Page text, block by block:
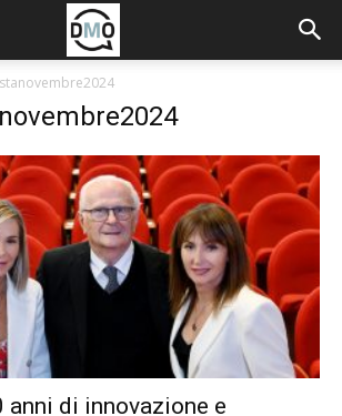
anni di innovazione e